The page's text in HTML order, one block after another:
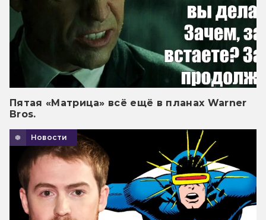
Пятая «Матрица» всё ещё в планах Warner
Bros.
Новости